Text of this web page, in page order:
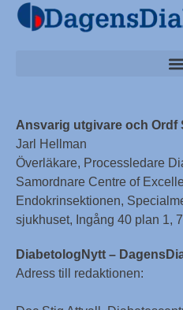
Ansvarig utgivare och Ordf
Jarl Hellman
Överläkare, Processledare
Samordnare Centre of
Endokrinsektionen,
sjukhuset, Ingång 40 plan 1,
DiabetologNytt –
Adress till redaktionen: